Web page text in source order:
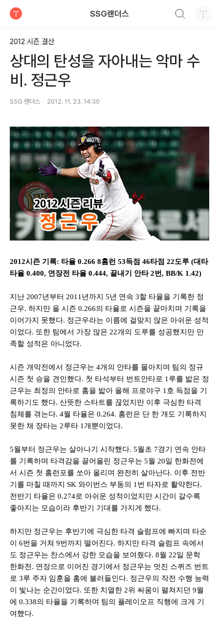
SSG랜더스
2012 시즌 결산
상대의 탄성을 자아내는 악마 수
비. 정근우
SSG 랜더스 2012. 11. 23. 14:30
2012시즌 기록: 타율 0.266 8홈런 53득점 46타점 22도루 (대타
타율 0.400, 연장전 타율 0.444, 끝내기 안타2번, BB/K 1.42)
지난 2007년부터 2011 년까지 5년 연속 3할 타율을 기록한 정
근우. 하지만 올 시즌 0.266의 타율로 시즌을 끝마치며 기록을
이어가지 못했다. 정근우라는 이름에 걸맞지 않은 아쉬운 성적
이었다. 또한 팀에서 가장 많은 22개의 도루를 성공했지만 만
족할 성적은 아니었다.
시즌 개막전에서 정근우는 4개의 안타를 몰아치며 팀의 정규
시즌 첫 승을 견인했다. 첫 타석부터 번트안타로 1 루를 밟은 정
근우는 최정의 안타로 홈을 밟아 올해 프로야구 1 호 득점을 기
록하기도 했다. 산뜻한 스타트를 끊었지만 이후 극심한 타격
침체를 겪는다. 4월 타율은 0.264. 홈런은 단 한 개도 기록하지
못한 채 장타는 2루타 1 개뿐이었다.
5월부터 정근우는 살아나기 시작했다. 5월초 7경기 연속 안타
를 기록하며 타격감을 끌어올린 정근우는 5월 20일 한화전에
서 시즌 첫 홈런포를 쏘아 올리며 완전히 살아난다. 이후 전반
기를 마칠 때까지 SK 와이번스 부동의 1 번 타자로 활약한다.
전반기 타율은 0.274로 아쉬운 성적이었지만 시간이 갈수록
좋아지는 모습이라 후반기 기대를 가지게 했다.
하지만 정근우는 후반기에 극심한 타격 슬럼프에 빠지며 타순
이
6번을 거쳐 9번까지 떨어진다. 하지만 타격 슬럼프 속에서
도 정근우는 찬스에서 강한 모습을 보여줬다. 8월 22일 문학
한화전 . 연장으로 이어진 경기에서 정근우는 멋진 스퀴즈 번트
로 3루 주자 임훈을 홈에 불러들인다. 정근우의 작전 수행 능력
이 빛나는 순간이었다. 또한 치열한 2위 싸움이 펼쳐지던 9월
에 0.338의 타율을 기록하며 팀의 플레이오프 직행에 크게 기
여했다.